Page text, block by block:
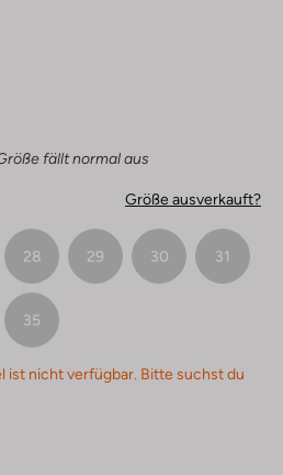
fällt normal aus
Größe ausverkauft?
28 29 30 31
35
ist nicht verfügbar. Bitte suchst du